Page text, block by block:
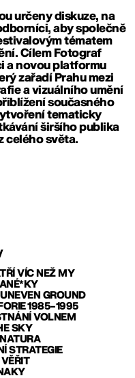
určeny diskuze, na
aby společně
tématem
Cílem Fotograf
a novou platformu
zařadí Prahu mezi
a vizuálního umění
současného
tematicky
širšího publika
celého světa.
VÍC NEŽ MY
GROUND
1985–1995
VOLNEM
SKY
STRATEGIE